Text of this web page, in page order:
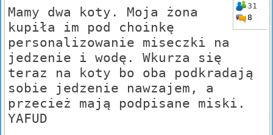
31
8
Mamy dwa koty. Moja żona
kupiła im pod choinkę
personalizowanie miseczki na
jedzenie i wodę. Wkurza się
teraz na koty bo oba podkradają
sobie jedzenie nawzajem, a
przecież mają podpisane miski.
YAFUD